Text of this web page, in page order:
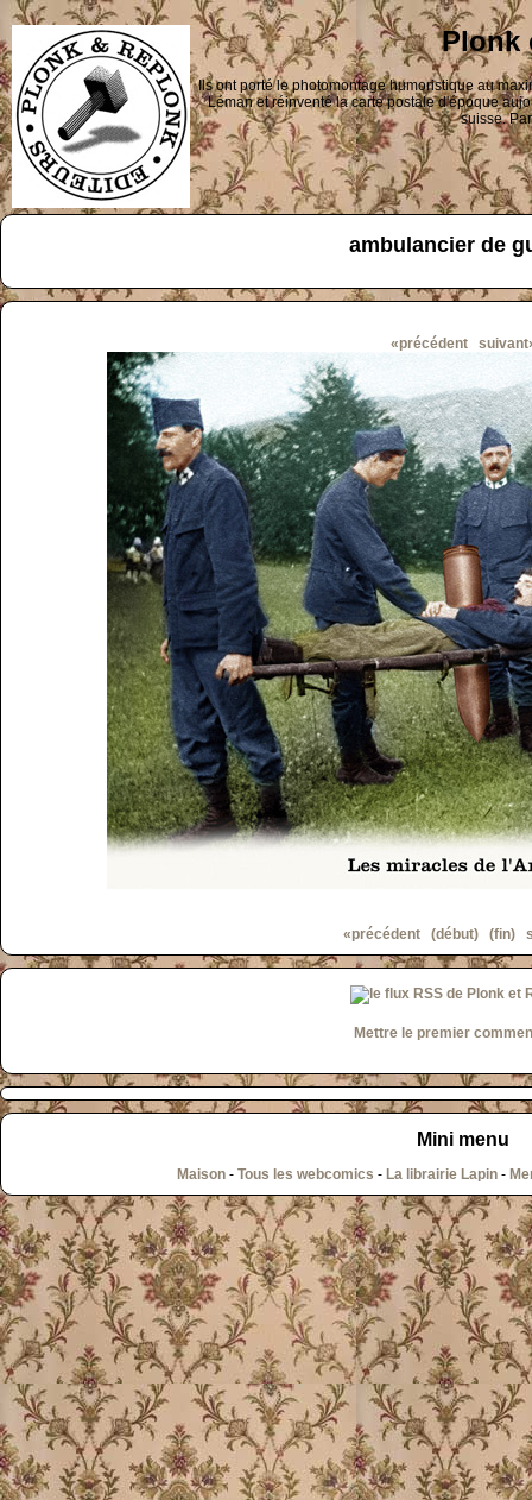
Plonk
Ils ont porté le photomontage humoristique au
Léman et réinventé la carte postale d'époque
suisse.
ambulancier de
«précédent
«précédent (début) (fin)
Mettre le premier
Mini menu
Maison- Tous les webcomics - La librairie Lapin-